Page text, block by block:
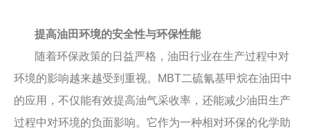
提高油田环境的安全性与环保性能
随着环保政策的日益严格，油田行业在生产过程中对
环境的影响越来越受到重视。MBT二硫氰基甲烷在油田中
的应用，不仅能有效提高油气采收率，还能减少油田生产
过程中对环境的负面影响。它作为一种相对环保的化学助